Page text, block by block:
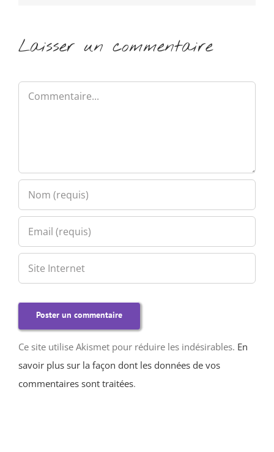
Laisser un commentaire
Commentaire
Ce site utilise Akismet pour réduire les indésirables. En
savoir plus sur la façon dont les données de vos
commentaires sont traitées.